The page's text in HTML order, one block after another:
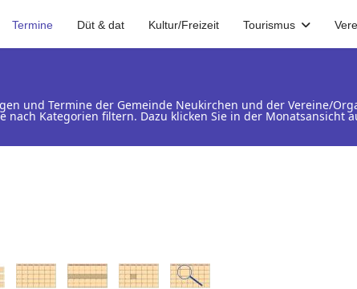
Termine Düt & dat Kultur/Freizeit Tourismus
und Termine der Gemeinde Neukirchen und der Vereine/
nach Kategorien filtern. Dazu klicken Sie in der